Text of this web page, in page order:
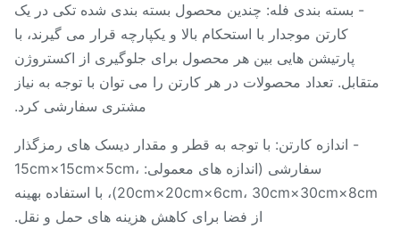
- بسته بندی فله: چندین محصول بسته بندی شده تکی در یک
کارتن موجدار با استحکام بالا و یکپارچه قرار می گیرند، با
پارتیشن هایی بین هر محصول برای جلوگیری از اکستروژن
تعداد محصولات در هر کارتن را می توان با توجه به نیاز
مشتری سفارشی کرد.
- اندازه کارتن: با توجه به قطر و مقدار دیسک های رمزگذار
سفارشی (اندازه های معمولی: 15cm×15cm×5cm،
20cm×20cm×6cm، 30cm×30cm×8cm)، با استفاده بهینه
از فضا برای کاهش هزینه های حمل و نقل.